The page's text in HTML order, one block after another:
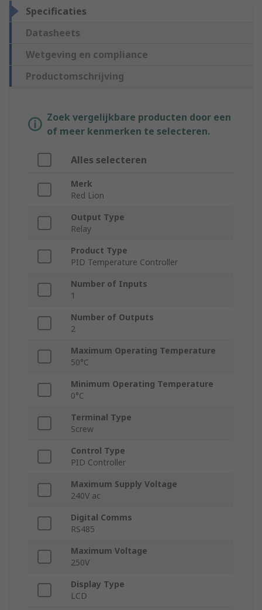
Specificaties
Datasheets
Wetgeving en compliance
Productomschrijving
Zoek vergelijkbare producten door een
of meer kenmerken te selecteren.
Alles selecteren
Merk
Red Lion
Output Type
Relay
Product Type
PID Temperature Controller
Number of Inputs
1
Number of Outputs
2
Maximum Operating Temperature
50°C
Minimum Operating Temperature
0°C
Terminal Type
Screw
Control Type
PID Controller
Maximum Supply Voltage
240V ac
Digital Comms
RS485
Maximum Voltage
250V
Display Type
LCD